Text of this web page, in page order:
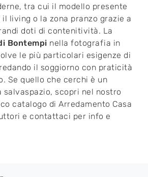
tra cui il modello presente
living o la zona pranzo grazie a
doti di contenitività. La
Bontempi nella fotografia in
le più particolari esigenze di
il soggiorno con praticità
Se quello che cerchi è un
salvaspazio, scopri nel nostro
catalogo di Arredamento Casa
e contattaci per info e